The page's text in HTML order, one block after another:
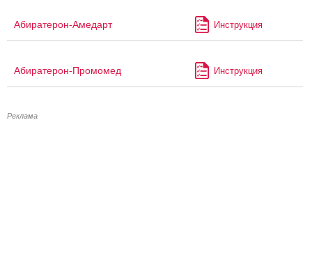
Абиратерон-Амедарт Инструкция
Абиратерон-Промомед Инструкция
Реклама